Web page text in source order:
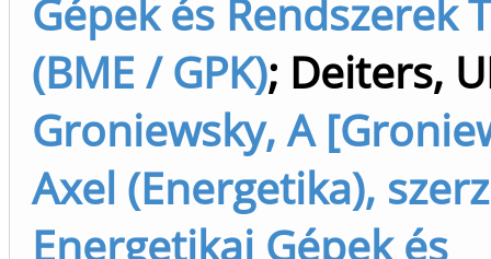
Gépek és Rendszerek
(BME / GPK); Deiters,
Groniewsky, A
Axel (Energetika),
Energetikai Gépek és